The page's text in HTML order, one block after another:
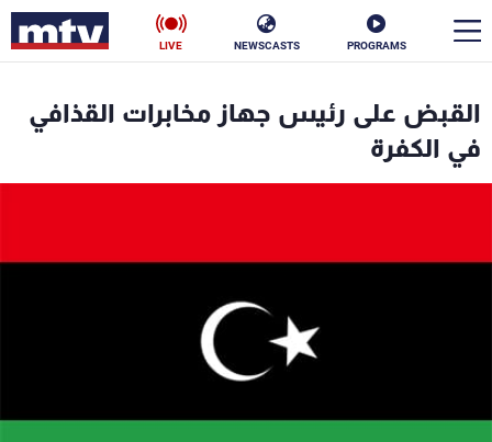
PROGRAMS
NEWSCASTS
LIVE
القبض على رئيس جهاز مخابرات القذافي
في الكفرة
الأخبار
رياضة